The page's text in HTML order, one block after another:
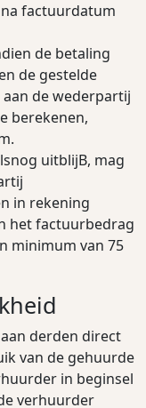
factuurdatum
de betaling
de gestelde
de wederpartij
berekenen,
uitblijB, mag
in rekening
het factuurbedrag
minimum van 75
derden direct
van de gehuurde
in beginsel
verhuurder